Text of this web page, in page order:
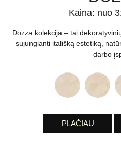
Kaina: nuo
Dozza kolekcija – tai
sujungianti itališką estetiką,
darbo
PLAČIAU